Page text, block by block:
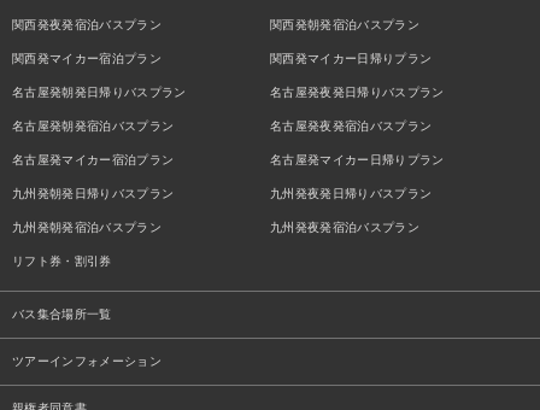
関西発夜発宿泊バスプラン 関西発朝発宿泊バスプラン
関西発マイカー宿泊プラン 関西発マイカー日帰りプラン
名古屋発朝発日帰りバスプラン 名古屋発夜発日帰りバスプラン
名古屋発朝発宿泊バスプラン 名古屋発夜発宿泊バスプラン
名古屋発マイカー宿泊プラン 名古屋発マイカー日帰りプラン
九州発朝発日帰りバスプラン 九州発夜発日帰りバスプラン
九州発朝発宿泊バスプラン 九州発夜発宿泊バスプラン
リフト券・割引券
バス集合場所一覧
ツアーインフォメーション